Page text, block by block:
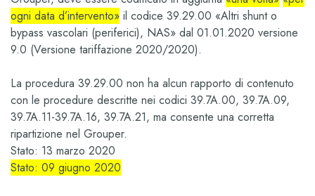
ogni data d’intervento» il codice 39.29.00 «Altri shunt o
bypass vascolari (periferici), NAS» dal 01.01.2020 versione
9.0 (Versione tariffazione 2020/2020).
La procedura 39.29.00 non ha alcun rapporto di contenuto
con le procedure descritte nei codici 39.7A.00, 39.7A.09,
39.7A.11-39.7A.16, 39.7A.21, ma consente una corretta
ripartizione nel Grouper.
Stato: 13 marzo 2020
Stato: 09 giugno 2020